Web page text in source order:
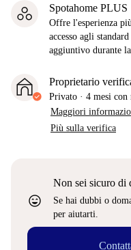
Spotahome PLUS
Offre l'esperienza
accesso agli
aggiuntivo durante
Proprietario
Privato · 4 mesi con
Maggiori
Più sulla verifica
sentiment_very_satisfied
Non sei sicuro di
Se hai dubbi o
per aiutarti.